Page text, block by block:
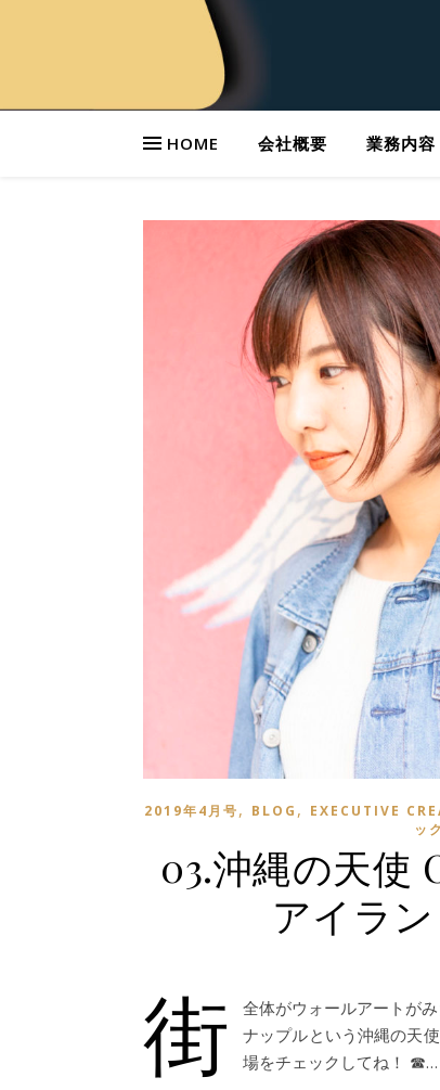
HOME 会社概要 業務内容
2019年4月号, BLOG , EXECUTIVE
ック
03.沖縄の天使
アイラン
街
全体がウォールアートが
ナップルという沖縄の天
場をチェックしてね！ ☎…